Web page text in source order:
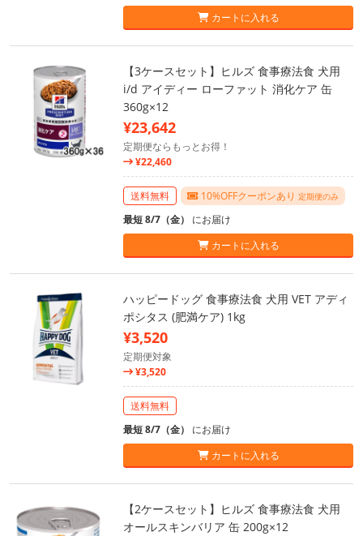
カートに入れる
【3ケースセット】ヒルズ 食事療法食 犬用
i/d アイディー ローファット 消化ケア 缶
360g×12
¥23,642
定期便ならもっとお得！
¥22,460
送料無料 10%OFFクーポンあり 定期便のみ
最短 8/7（金） にお届け
カートに入れる
ハッピードッグ 食事療法食 犬用 VET アディ
ポシタス (肥満ケア) 1kg
¥3,520
定期便対象
¥3,520
送料無料
最短 8/7（金） にお届け
カートに入れる
【2ケースセット】ヒルズ 食事療法食 犬用
オールスキンバリア 缶 200g×12